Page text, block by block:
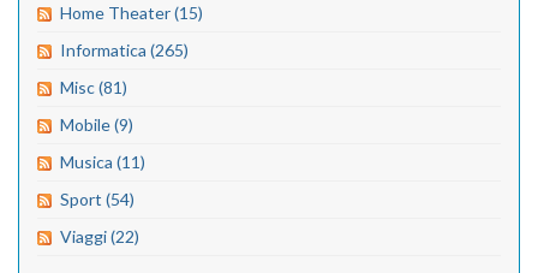
Home Theater (15)
Informatica (265)
Misc (81)
Mobile (9)
Musica (11)
Sport (54)
Viaggi (22)